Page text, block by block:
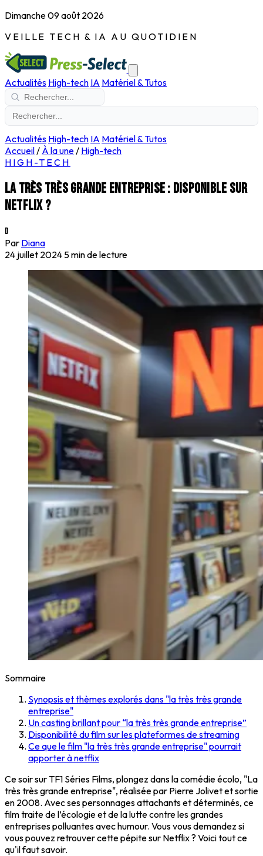
Dimanche 09 août 2026
VEILLE TECH & IA AU QUOTIDIEN
Actualités High-tech IA Matériel & Tutos
Actualités High-tech IA Matériel & Tutos
Accueil/ À la une/ High-tech
HIGH-TECH
La très très grande entreprise : disponible sur
Netflix ?
D
Par Diana
24 juillet 2024 5 min de lecture
Sommaire
Synopsis et thèmes explorés dans "la très très grande
entreprise"
Un casting brillant pour “la très très grande entreprise”
Disponibilité du film sur les plateformes de streaming
Ce que le film "la très très grande entreprise" pourrait
apporter à netflix
Ce soir sur TF1 Séries Films, plongez dans la comédie écolo, "La
très très grande entreprise", réalisée par Pierre Jolivet et sortie
en 2008. Avec ses personnages attachants et déterminés, ce
film traite de l’écologie et de la lutte contre les grandes
entreprises polluantes avec humour. Vous vous demandez si
vous pouvez retrouver cette pépite sur Netflix ? Voici tout ce
qu'il faut savoir.